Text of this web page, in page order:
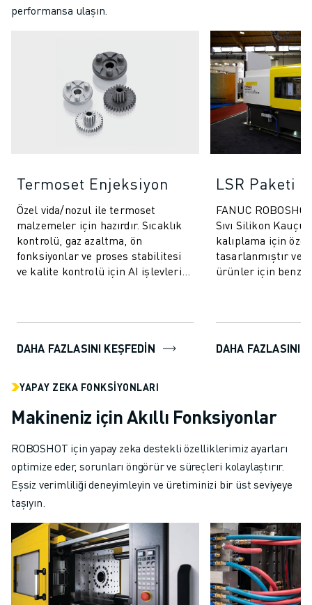
performansa ulaşın.
Termoset Enjeksiyon
Özel vida/nozul ile termoset
malzemeler için hazırdır. Sıcaklık
kontrolü, gaz azaltma, ön
fonksiyonlar ve proses stabilitesi
ve kalite kontrolü için AI işlevleri
DAHA FAZLASINI KEŞFEDIN
LSR Paketi
FANUC
Sıvı Silikon
kalıplama için
tasarlanmıştır ve
ürünler için
DAHA FAZLASINI
YAPAY ZEKA FONKSIYONLARI
Makineniz için Akıllı Fonksiyonlar
ROBOSHOT için yapay zeka destekli özelliklerimiz ayarları
optimize eder, sorunları öngörür ve süreçleri kolaylaştırır.
Eşsiz verimliliği deneyimleyin ve üretiminizi bir üst seviyeye
taşıyın.